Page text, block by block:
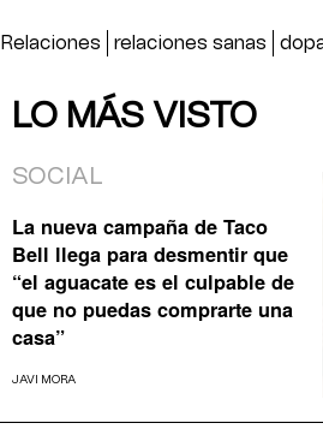
Relaciones relaciones sanas
LO MÁS VISTO
SOCIAL
La nueva campaña de Taco
Bell llega para desmentir que
“el aguacate es el culpable de
que no puedas comprarte una
casa”
JAVI MORA